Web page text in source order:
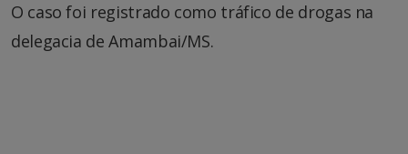
O caso foi registrado como tráfico de drogas na
delegacia de Amambai/MS.